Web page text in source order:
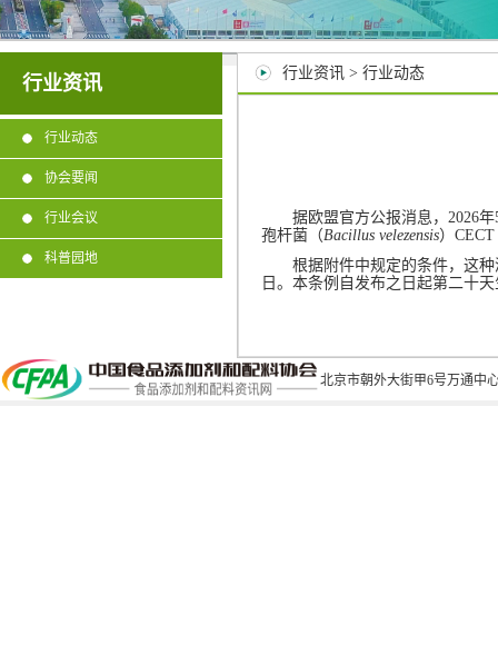
行业资讯
行业动态
协会要闻
行业会议
科普园地
行业资讯 > 行业动态
据欧盟官方公报消息， 2026年
孢杆菌（Bacillus velezensis） CECT
根据附件中规定的条件，这
日。本条例自发布之日起第二十
北京市朝外大街甲6号万通中